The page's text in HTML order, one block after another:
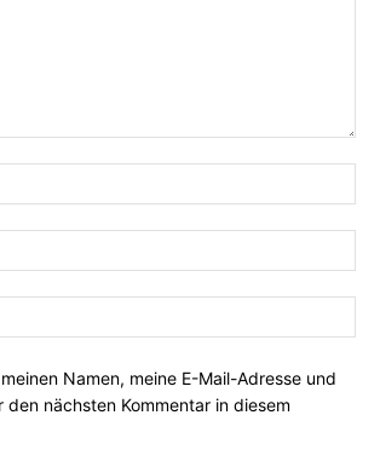
Namen, meine E-Mail-Adresse und
den nächsten Kommentar in diesem